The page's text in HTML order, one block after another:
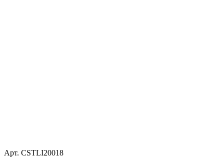
Арт. CSTLI20018